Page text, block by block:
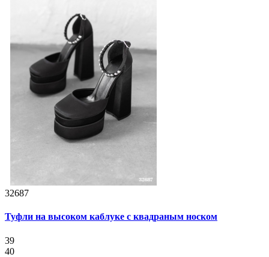
32687
Туфли на высоком каблуке с квадраным носком
39
40